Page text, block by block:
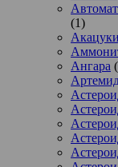
(1)
Акацуки
Ангара